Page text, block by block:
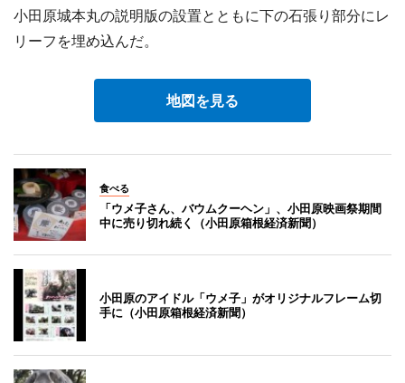
小田原城本丸の説明版の設置とともに下の石張り部分にレ
リーフを埋め込んだ。
地図を見る
食べる
「ウメ子さん、バウムクーヘン」、小田原映画祭期間
中に売り切れ続く（小田原箱根経済新聞）
小田原のアイドル「ウメ子」がオリジナルフレーム切
手に（小田原箱根経済新聞）